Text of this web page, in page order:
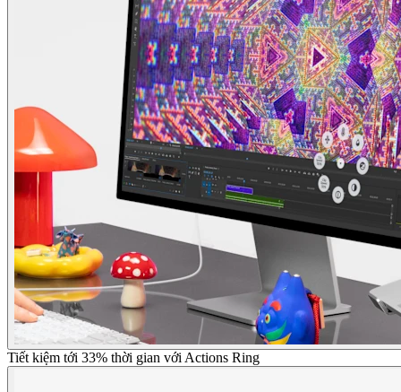
Tiết kiệm tới 33% thời gian với Actions Ring